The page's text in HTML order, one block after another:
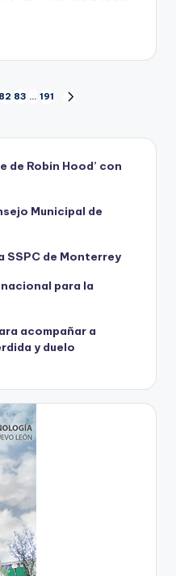
82 83 … 191
de Robin Hood’ con
Municipal de
SSPC de Monterrey
para la
acompañar a
y duelo